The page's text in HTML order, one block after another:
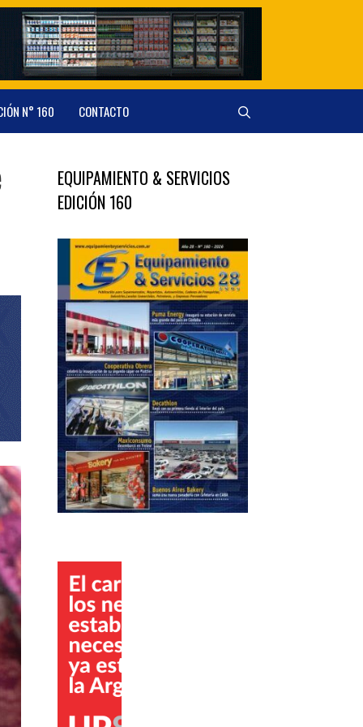
N° 160 CONTACTO
EQUIPAMIENTO & SERVICIOS
EDICIÓN 160